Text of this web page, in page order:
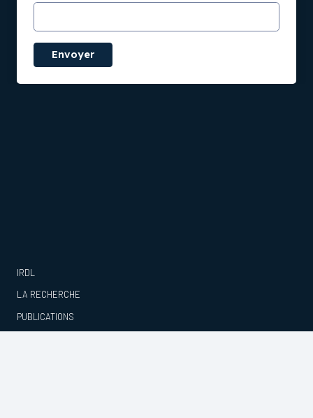
Envoyer
IRDL
LA RECHERCHE
PUBLICATIONS